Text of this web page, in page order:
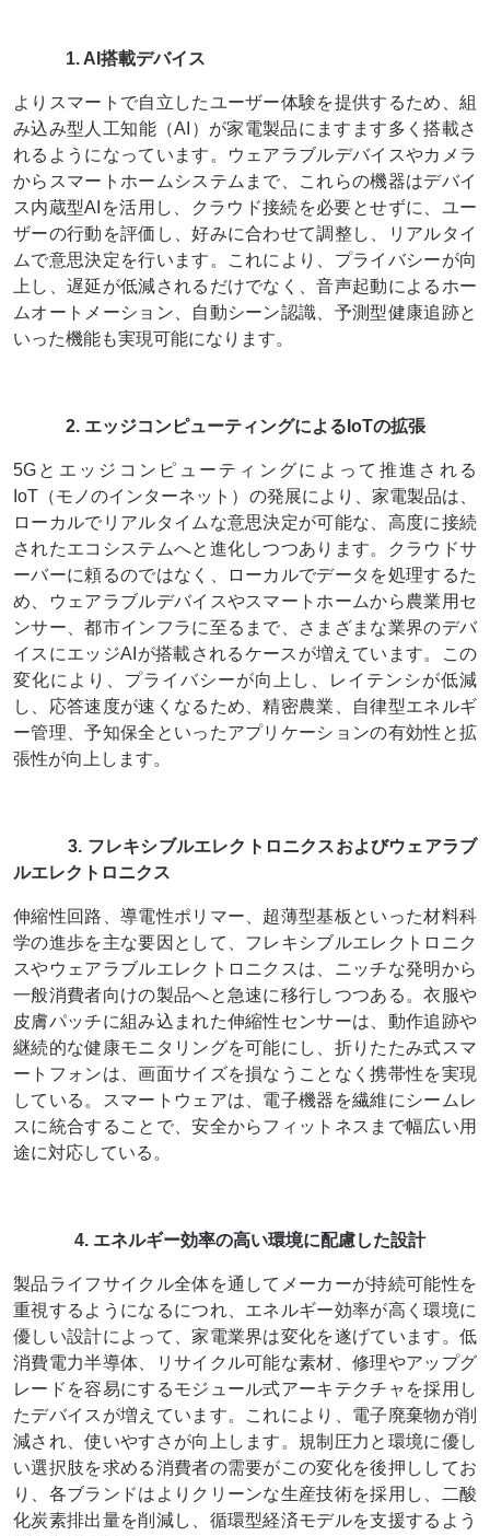
1. AI搭載デバイス
よりスマートで自立したユーザー体験を提供するため、組
み込み型人工知能（AI）が家電製品にますます多く搭載さ
れるようになっています。ウェアラブルデバイスやカメラ
からスマートホームシステムまで、これらの機器はデバイ
ス内蔵型AIを活用し、クラウド接続を必要とせずに、ユー
ザーの行動を評価し、好みに合わせて調整し、リアルタイ
ムで意思決定を行います。これにより、プライバシーが向
上し、遅延が低減されるだけでなく、音声起動によるホー
ムオートメーション、自動シーン認識、予測型健康追跡と
いった機能も実現可能になります。
2. エッジコンピューティングによるIoTの拡張
5Gとエッジコンピューティングによって推進される
IoT（モノのインターネット）の発展により、家電製品は、
ローカルでリアルタイムな意思決定が可能な、高度に接続
されたエコシステムへと進化しつつあります。クラウドサ
ーバーに頼るのではなく、ローカルでデータを処理するた
め、ウェアラブルデバイスやスマートホームから農業用セ
ンサー、都市インフラに至るまで、さまざまな業界のデバ
イスにエッジAIが搭載されるケースが増えています。この
変化により、プライバシーが向上し、レイテンシが低減
し、応答速度が速くなるため、精密農業、自律型エネルギ
ー管理、予知保全といったアプリケーションの有効性と拡
張性が向上します。
3. フレキシブルエレクトロニクスおよびウェアラブ
ルエレクトロニクス
伸縮性回路、導電性ポリマー、超薄型基板といった材料科
学の進歩を主な要因として、フレキシブルエレクトロニク
スやウェアラブルエレクトロニクスは、ニッチな発明から
一般消費者向けの製品へと急速に移行しつつある。衣服や
皮膚パッチに組み込まれた伸縮性センサーは、動作追跡や
継続的な健康モニタリングを可能にし、折りたたみ式スマ
ートフォンは、画面サイズを損なうことなく携帯性を実現
している。スマートウェアは、電子機器を繊維にシームレ
スに統合することで、安全からフィットネスまで幅広い用
途に対応している。
4. エネルギー効率の高い環境に配慮した設計
製品ライフサイクル全体を通してメーカーが持続可能性を
重視するようになるにつれ、エネルギー効率が高く環境に
優しい設計によって、家電業界は変化を遂げています。低
消費電力半導体、リサイクル可能な素材、修理やアップグ
レードを容易にするモジュール式アーキテクチャを採用し
たデバイスが増えています。これにより、電子廃棄物が削
減され、使いやすさが向上します。規制圧力と環境に優し
い選択肢を求める消費者の需要がこの変化を後押ししてお
り、各ブランドはよりクリーンな生産技術を採用し、二酸
化炭素排出量を削減し、循環型経済モデルを支援するよう